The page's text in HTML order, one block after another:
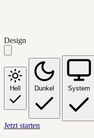
Design
Hell Dunkel System
Jetzt starten